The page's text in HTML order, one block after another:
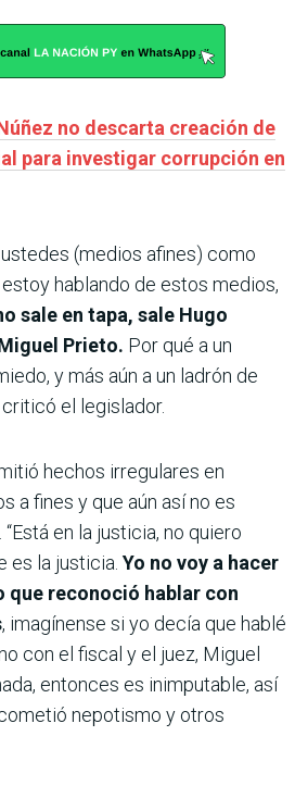
no descarta creación de
para investigar corrupción en
(medios afines) como
hablando de estos medios,
sale en tapa, sale Hugo
Prieto. Por qué a un
y más aún a un ladrón de
criticó el legislador.
hechos irregulares en
a fines y que aún así no es
en la justicia, no quiero
es la justicia. Yo no voy a hacer
que reconoció hablar con
, imagínense si yo decía que hablé
con el fiscal y el juez, Miguel
entonces es inimputable, así
nepotismo y otros